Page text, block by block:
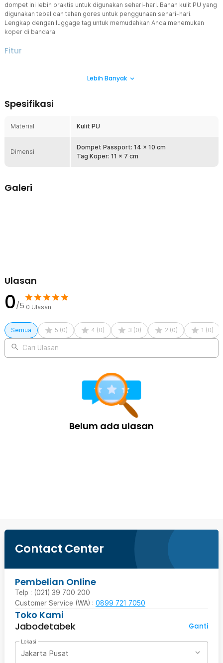
dompet ini lebih praktis untuk digunakan sehari-hari. Bahan kulit PU yang
digunakan tebal dan tahan gores untuk penggunaan sehari-hari.
Lengkap dengan luggage tag untuk memudahkan Anda menemukan
koper di bandara.
Fitur
Hadir dengan mode sleeve, dompet ini memudahkan Anda
cepat.
Menggunakan dompet passport selama traveling tetap aman
memastikan passport Anda tetap aman meski dibawa traveling
dalam jangka panjang.
tag yang dapat dipasang di koper atau tas agar mudah dikenali. Kini
Lebih Banyak
Spesifikasi
Material Kulit PU
Dimensi
Dompet Passport: 14 x 10 cm
Tag Koper: 11 x 7 cm
Galeri
Ulasan
0/5 0 Ulasan
Semua 5 (0) 4 (0) 3 (0) 2 (0) 1 (0)
Cari Ulasan
Belum ada ulasan
Contact Center
Pembelian Online
Telp : (021) 39 700 200
Customer Service (WA) : 0899 721 7050
Toko Kami
Jabodetabek
Ganti
Lokasi
Jakarta Pusat